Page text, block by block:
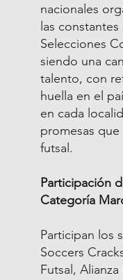
nacionales
las
Selecciones
siendo una
talento, con
huella en el
en cada
promesas que
futsal.
Participación
Categoría
Participan los
Soccers
Futsal,